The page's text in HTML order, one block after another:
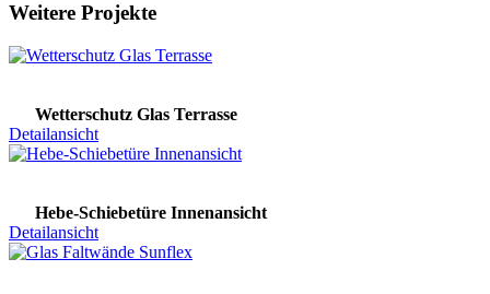
Weitere Projekte
Wetterschutz Glas Terrasse
Detailansicht
Hebe-Schiebetüre Innenansicht
Detailansicht